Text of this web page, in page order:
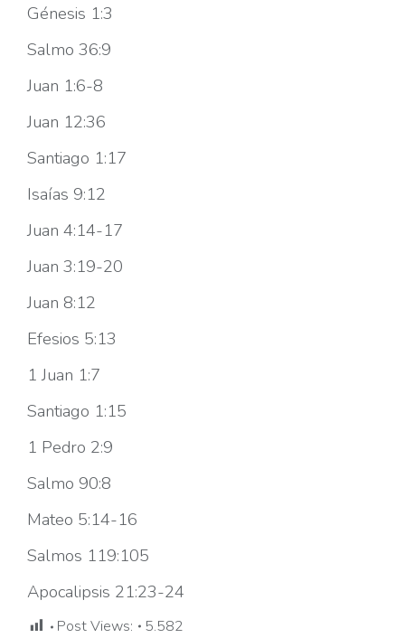
Génesis 1:3
Salmo 36:9
Juan 1:6-8
Juan 12:36
Santiago 1:17
Isaías 9:12
Juan 4:14-17
Juan 3:19-20
Juan 8:12
Efesios 5:13
1 Juan 1:7
Santiago 1:15
1 Pedro 2:9
Salmo 90:8
Mateo 5:14-16
Salmos 119:105
Apocalipsis 21:23-24
Post Views: 5.582